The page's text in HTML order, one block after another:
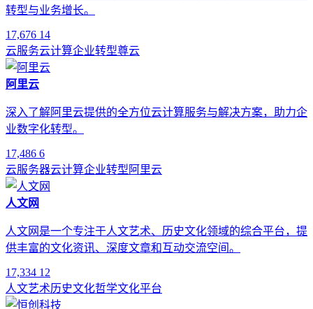
转型与业务增长。
17,676 14
云服务云计算企业转型尊云
阿里云
深入了解阿里云提供的全方位云计算服务与解决方案，助力企
业数字化转型。
17,486 6
云服务器云计算企业转型 阿里云
人文网
人文网是一个专注于人文艺术、历史文化领域的综合平台，提
供丰富的文化资讯、深度文章和互动交流空间。
17,334 12
人文艺术历史文化哲学文化平台